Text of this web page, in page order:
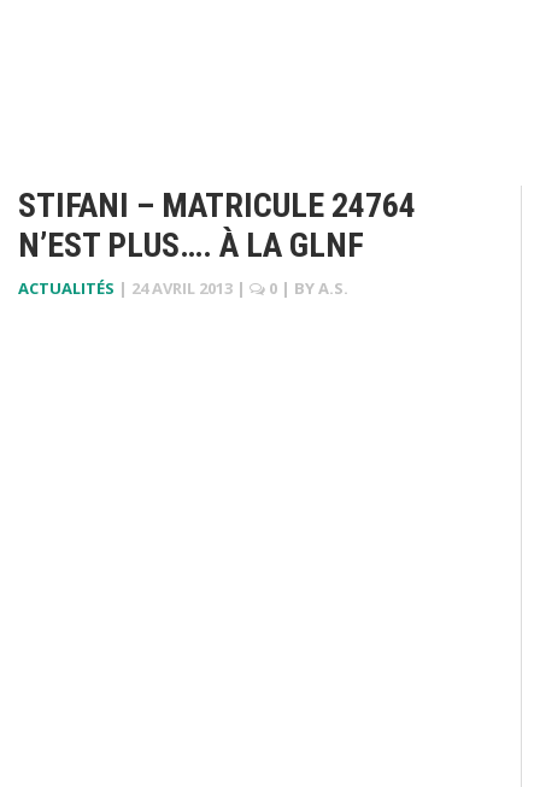
STIFANI – MATRICULE 24764
N’EST PLUS…. À LA GLNF
ACTUALITÉS | 24 AVRIL 2013 | 0 | BYA.S.